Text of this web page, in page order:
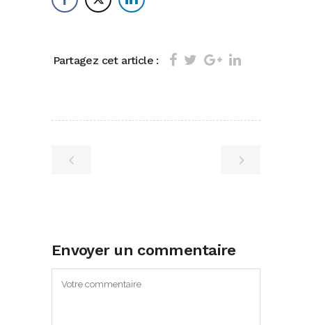
Partagez cet article :
Envoyer un commentaire